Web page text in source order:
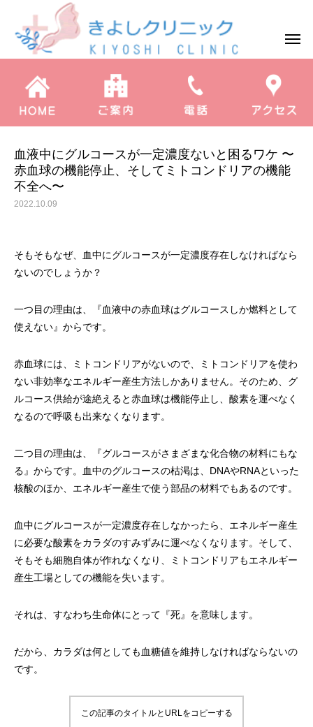
血液中にグルコースが一定濃度ないと困るワケ 〜赤血球の機能停止、そしてミトコンドリアの機能不全へ〜
血液中にグルコースが一定濃度ないと困るワケ 〜
赤血球の機能停止、そしてミトコンドリアの機能
不全へ〜
2022.10.09
そもそもなぜ、血中にグルコースが一定濃度存在しなければなら
ないのでしょうか？
一つ目の理由は、『血液中の赤血球はグルコースしか燃料として
使えない』からです。
赤血球には、ミトコンドリアがないので、ミトコンドリアを使わ
ない非効率なエネルギー産生方法しかありません。そのため、グ
ルコース供給が途絶えると赤血球は機能停止し、酸素を運べなく
なるので呼吸も出来なくなります。
二つ目の理由は、『グルコースがさまざまな化合物の材料にもな
る』からです。血中のグルコースの枯渇は、DNAやRNAといった
核酸のほか、エネルギー産生で使う部品の材料でもあるのです。
血中にグルコースが一定濃度存在しなかったら、エネルギー産生
に必要な酸素をカラダのすみずみに運べなくなります。そして、
そもそも細胞自体が作れなくなり、ミトコンドリアもエネルギー
産生工場としての機能を失います。
それは、すなわち生命体にとって『死』を意味します。
だから、カラダは何としても血糖値を維持しなければならないの
です。
この記事のタイトルとURLをコピーする